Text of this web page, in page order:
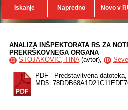
Iskanje Napredno Novo v
ANALIZA INŠPEKTORATA RS ZA
PREKRŠKOVNEGA ORGANA
ID STOJAKOVIĆ, TINA(avtor), ID
PDF - Predstavitvena datoteka,
MD5: